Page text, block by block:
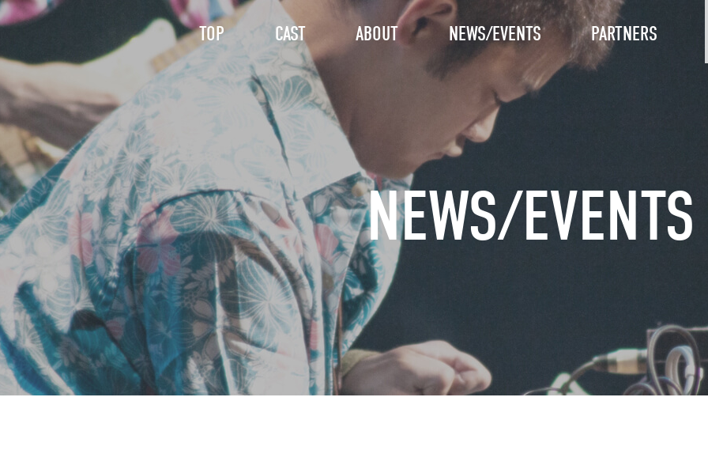
NEWS/EVENTS
TOP CAST ABOUT NEWS/EVENTS PARTNERS